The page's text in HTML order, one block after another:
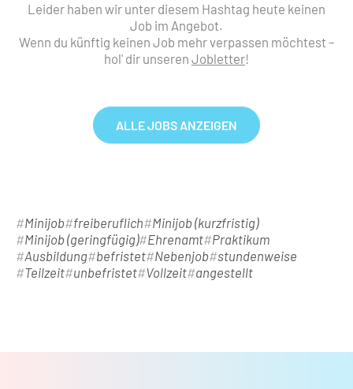
Leider haben wir unter diesem Hashtag heute keinen
Job im Angebot.
Wenn du künftig keinen Job mehr verpassen möchtest –
hol' dir unseren Jobletter!
ALLE JOBS ANZEIGEN
Minijob freiberuflich
Minijob (kurzfristig)
Minijob (geringfügig) Ehrenamt Praktikum
Ausbildung befristet Nebenjob
stundenweise
Teilzeit unbefristet Vollzeit angestellt